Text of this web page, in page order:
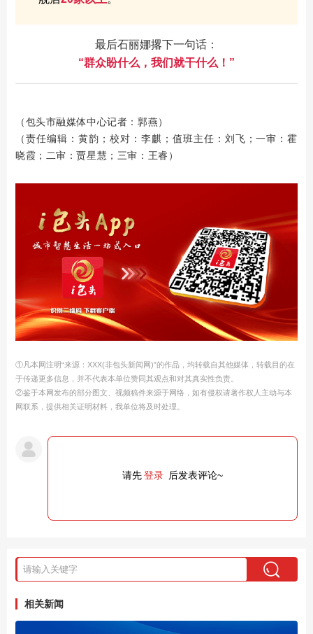
最后石丽娜撂下一句话：
“群众盼什么，我们就干什么！”
（包头市融媒体中心记者：郭燕）
（责任编辑：黄韵；校对：李麒；值班主任：刘飞；一审：霍
晓霞；二审：贾星慧；三审：王睿）
①凡本网注明“来源：XXX(非包头新闻网)”的作品，均转载自其他媒体，转载目的在
于传递更多信息，并不代表本单位赞同其观点和对其真实性负责。
②鉴于本网发布的部分图文、视频稿件来源于网络，如有侵权请著作权人主动与本
网联系，提供相关证明材料，我单位将及时处理。
请先登录 后发表评论~
相关新闻